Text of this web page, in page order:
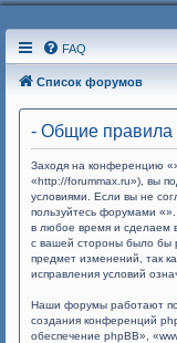
FAQ
Список форумов
- Общие правила
Заходя на конференцию
«http://forummax.ru»), вы
условиями. Если вы не
пользуйтесь форумами
в любое время и сделаем
с вашей стороны было бы
предмет изменений, так
исправления условий
Наши форумы работают
создания конференций
обеспечение phpBB»,